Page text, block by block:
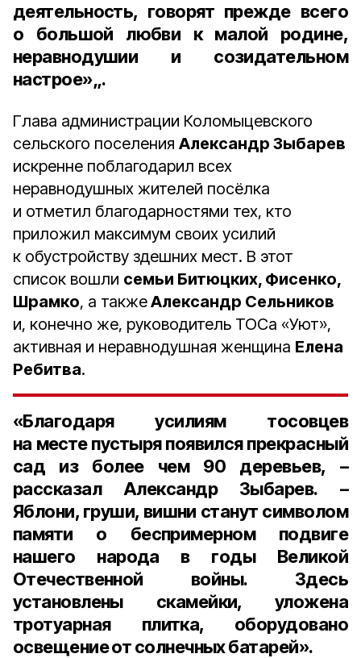
деятельность, говорят прежде всего
о большой любви к малой родине,
неравнодушии и созидательном
настрое»„.
Глава администрации Коломыцевского
сельского поселения Александр Зыбарев
искренне поблагодарил всех
неравнодушных жителей посёлка
и отметил благодарностями тех, кто
приложил максимум своих усилий
к обустройству здешних мест. В этот
список вошли семьи Битюцких, Фисенко,
Шрамко, а такжеАлександр Сельников
и, конечно же, руководитель ТОСа «Уют»,
активная и неравнодушная женщина Елена
Ребитва.
«Благодаря усилиям тосовцев
на месте пустыря появился прекрасный
сад из более чем90 деревьев, –
рассказал Александр Зыбарев. –
Яблони, груши, вишни станут символом
памяти о беспримерном подвиге
нашего народа в годы Великой
Отечественной войны. Здесь
установлены скамейки, уложена
тротуарная плитка, оборудовано
освещение от солнечных батарей».